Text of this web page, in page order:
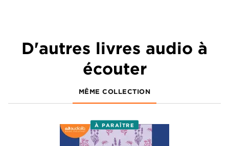
D'autres livres audio à
écouter
MÊME COLLECTION
À PARAÎTRE